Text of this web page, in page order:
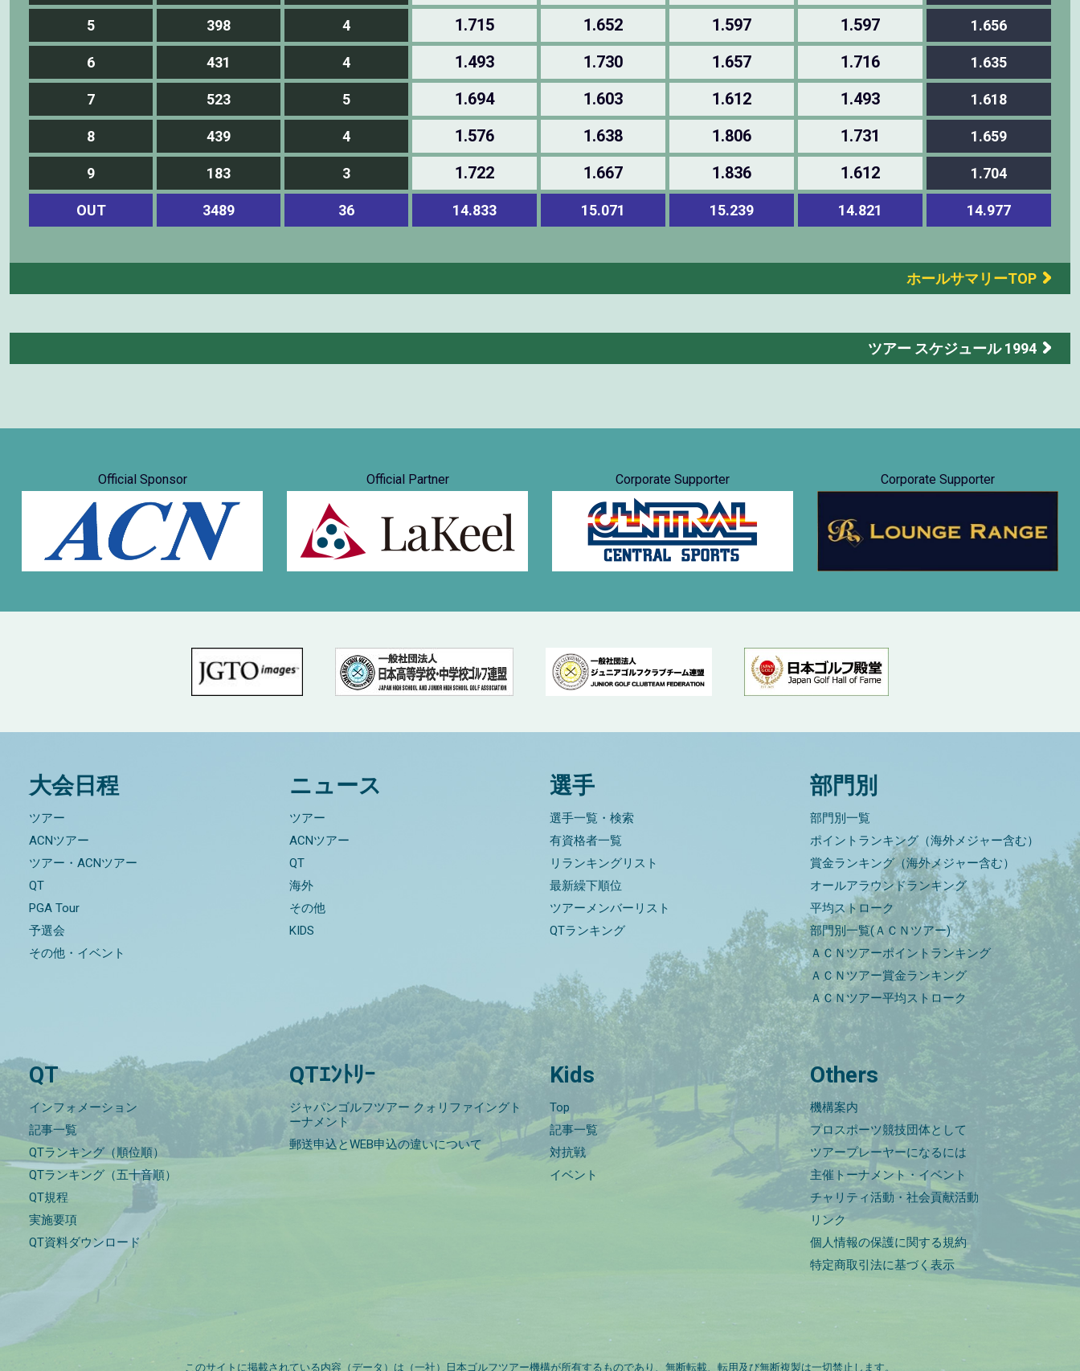
5 398 4 1.715 1.652 1.597 1.597 1.656
6 431 4 1.493 1.730 1.657 1.716 1.635
7 523 5 1.694 1.603 1.612 1.493 1.618
8 439 4 1.576 1.638 1.806 1.731 1.659
9 183 3 1.722 1.667 1.836 1.612 1.704
OUT 3489 36 14.833 15.071 15.239 14.821 14.977
ホールサマリーTOP
ツアー スケジュール 1994
Official Sponsor Official Partner Corporate Supporter Corporate Supporter
大会日程
ツアー
ACNツアー
ツアー・ACNツアー
QT
PGA Tour
予選会
その他・イベント
ニュース
ツアー
ACNツアー
QT
海外
その他
KIDS
選手
選手一覧・検索
有資格者一覧
リランキングリスト
最新繰下順位
ツアーメンバーリスト
QTランキング
部門別
部門別一覧
ポイントランキング（海外メジャー含む）
賞金ランキング（海外メジャー含む）
オールアラウンドランキング
平均ストローク
部門別一覧(ＡＣＮツアー)
ＡＣＮツアーポイントランキング
ＡＣＮツアー賞金ランキング
ＡＣＮツアー平均ストローク
QT
インフォメーション
記事一覧
QTランキング（順位順）
QTランキング（五十音順）
QT規程
実施要項
QT資料ダウンロード
QTｴﾝﾄﾘｰ
ジャパンゴルフツアー クォリファイングト
ーナメント
郵送申込とWEB申込の違いについて
Kids
Top
記事一覧
対抗戦
イベント
Others
機構案内
プロスポーツ競技団体として
ツアープレーヤーになるには
主催トーナメント・イベント
チャリティ活動・社会貢献活動
リンク
個人情報の保護に関する規約
特定商取引法に基づく表示
このサイトに掲載されている内容（データ）は（一社）日本ゴルフツアー機構が所有するものであり、無断転載、転用及び無断複製は一切禁止します。